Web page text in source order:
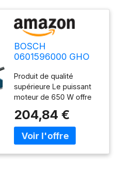
BOSCH
0601596000 GHO
Produit de qualité
supérieure Le puissant
moteur de 650 W offre
planification rapide
Nouvelle conception du
réglage de la profondeur
204,84 €